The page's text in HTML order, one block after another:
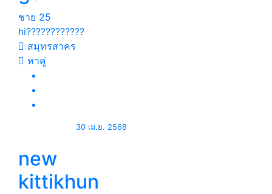
ชาย 25
hi????????????
สมุทรสาคร
หาคู่
30 เม.ย. 2568
new
kittikhun